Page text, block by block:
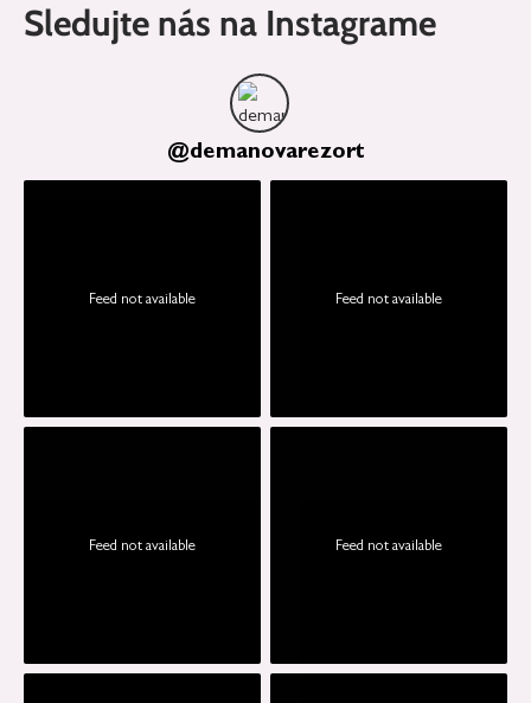
Sledujte nás na Instagrame
@demanovarezort
Feed not available Feed not available
Feed not available Feed not available